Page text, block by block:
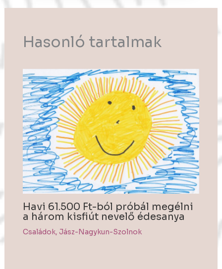
Hasonló tartalmak
Havi 61.500 Ft-ból próbál megélni
a három kisfiút nevelő édesanya
Családok, Jász-Nagykun-Szolnok